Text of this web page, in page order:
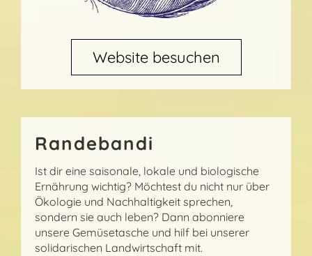
Website besuchen
Randebandi
Ist dir eine saisonale, lokale und biologische
Ernährung wichtig? Möchtest du nicht nur über
Ökologie und Nachhaltigkeit sprechen,
sondern sie auch leben? Dann abonniere
unsere Gemüsetasche und hilf bei unserer
solidarischen Landwirtschaft mit.